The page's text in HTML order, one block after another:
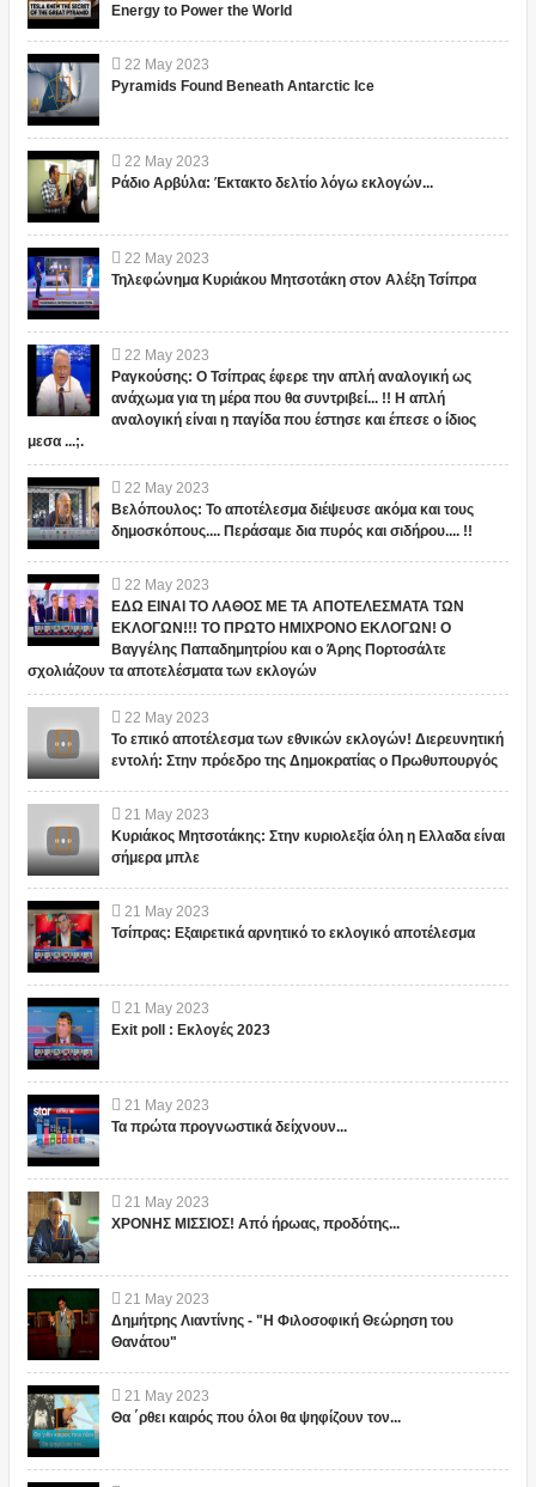
Energy to Power the World
22 May 2023
Pyramids Found Beneath Antarctic Ice
22 May 2023
Ράδιο Αρβύλα: Έκτακτο δελτίο λόγω εκλογών...
22 May 2023
Τηλεφώνημα Κυριάκου Μητσοτάκη στον Αλέξη Τσίπρα
22 May 2023
Ραγκούσης: Ο Τσίπρας έφερε την απλή αναλογική ως
ανάχωμα για τη μέρα που θα συντριβεί... !! Η απλή
αναλογική είναι η παγίδα που έστησε και έπεσε ο ίδιος
μεσα ...;.
22 May 2023
Βελόπουλος: Το αποτέλεσμα διέψευσε ακόμα και τους
δημοσκόπους.... Περάσαμε δια πυρός και σιδήρου.... !!
22 May 2023
ΕΔΩ ΕΙΝΑΙ ΤΟ ΛΑΘΟΣ ΜΕ ΤΑ ΑΠΟΤΕΛΕΣΜΑΤΑ ΤΩΝ
ΕΚΛΟΓΩΝ!!! ΤΟ ΠΡΩΤΟ ΗΜΙΧΡΟΝΟ ΕΚΛΟΓΩΝ! Ο
Βαγγέλης Παπαδημητρίου και ο Άρης Πορτοσάλτε
σχολιάζουν τα αποτελέσματα των εκλογών
22 May 2023
Το επικό αποτέλεσμα των εθνικών εκλογών! Διερευνητική
εντολή: Στην πρόεδρο της Δημοκρατίας ο Πρωθυπουργός
21 May 2023
Κυριάκος Μητσοτάκης: Στην κυριολεξία όλη η Ελλαδα είναι
σήμερα μπλε
21 May 2023
Τσίπρας: Εξαιρετικά αρνητικό το εκλογικό αποτέλεσμα
21 May 2023
Exit poll : Εκλογές 2023
21 May 2023
Τα πρώτα προγνωστικά δείχνουν...
21 May 2023
ΧΡΟΝΗΣ ΜΙΣΣΙΟΣ! Από ήρωας, προδότης...
21 May 2023
Δημήτρης Λιαντίνης - "Η Φιλοσοφική Θεώρηση του
Θανάτου"
21 May 2023
Θα ΄ρθει καιρός που όλοι θα ψηφίζουν τον...